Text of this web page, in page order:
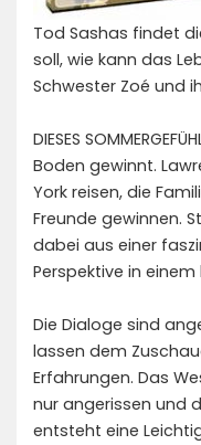
Tod Sashas findet
soll, wie kann das
Schwester Zoé und
DIESES
Boden gewinnt.
York reisen, die
Freunde gewinnen.
dabei aus einer
Perspektive in
Die Dialoge sind
lassen dem
Erfahrungen. Das
nur angerissen und
entsteht eine